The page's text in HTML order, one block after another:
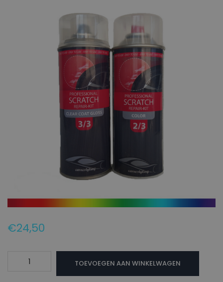
€24,50
TOEVOEGEN AAN WINKELWAGEN